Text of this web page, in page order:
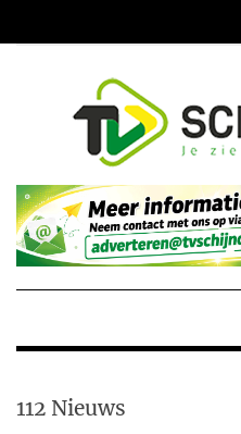
112 Nieuws